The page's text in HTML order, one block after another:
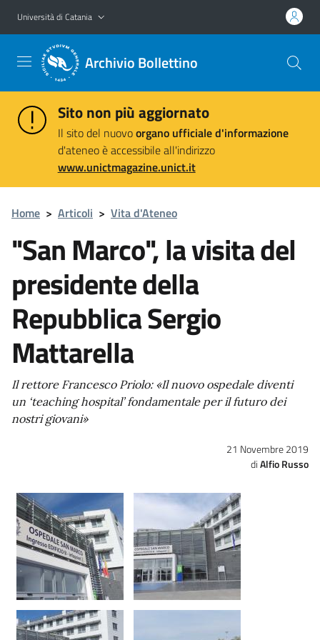
Vai al contenuto principale
Vai al menu di navigazione
Università di Catania
Archivio Bollettino
Sito non più aggiornato
Il sito del nuovoorgano ufficiale d'informazione
d'ateneo è accessibile all'indirizzo
www.unictmagazine.unict.it
Home > Articoli > Vita d'Ateneo
"San Marco", la visita del
presidente della
Repubblica Sergio
Mattarella
Il rettore Francesco Priolo: «Il nuovo ospedale diventi
un ‘teaching hospital’ fondamentale per il futuro dei
nostri giovani»
21 Novembre 2019
Alfio Russo